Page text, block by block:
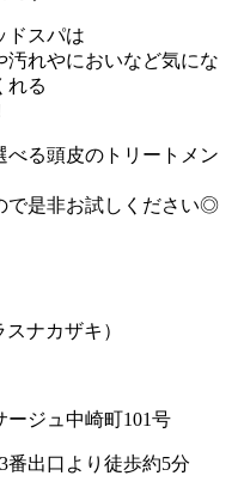
ドスパは
れやにおいなど気にな
れる
べる頭皮のトリートメン
で是非お試しください◎
スナカザキ）
ージュ中崎町101号
番出口より徒歩約5分